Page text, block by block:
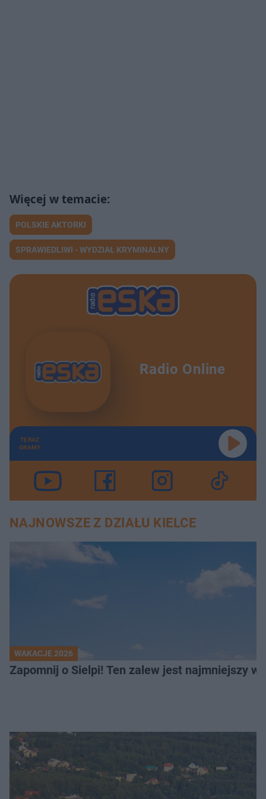
POLSKIE AKTORKI
SPRAWIEDLIWI - WYDZIAŁ KRYMINALNY
Radio Online
TERAZ
GRAMY
NAJNOWSZE Z DZIAŁU KIELCE
WAKACJE 2026